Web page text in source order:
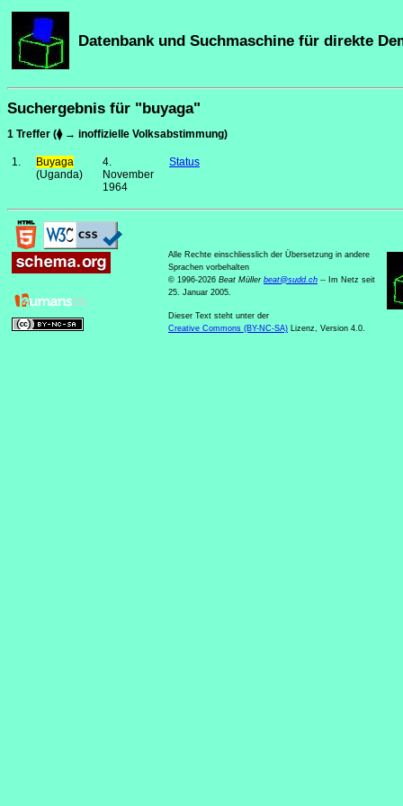
Datenbank und Suchmaschine für direkte
Suchergebnis für "buyaga"
1 Treffer (⧫ → inoffizielle Volksabstimmung)
1.
Buyaga
(Uganda)
4.
November
1964
Status
Alle Rechte einschliesslich der Übersetzung in andere
Sprachen vorbehalten
© 1996-2026 Beat Müller beat@sudd.ch -- Im Netz seit
25. Januar 2005.
Dieser Text steht unter der
Creative Commons (BY-NC-SA) Lizenz, Version 4.0.